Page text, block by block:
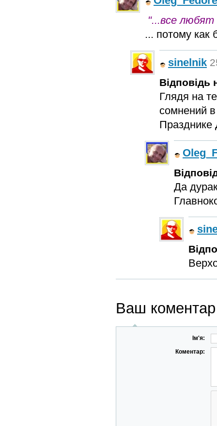
"...все
... потому
sinelnik
Відповідь
Глядя на
сомнений
Празднике
Да
Ваш коментар
Ім'я:
Коментар: